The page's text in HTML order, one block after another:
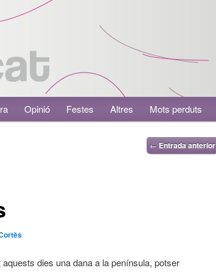
Opinió Festes Altres Mots perduts
← Entrada anterior
dies una dana a la península, potser